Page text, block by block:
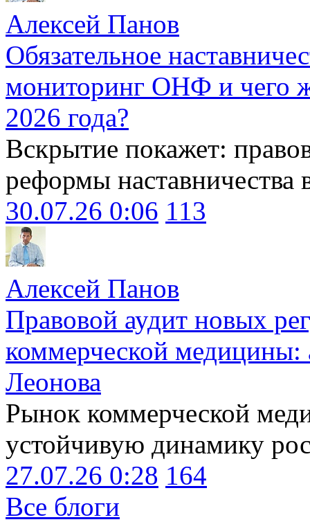
Алексей Панов
Обязательное
мониторинг ОНФ и чего
2026 года?
Вскрытие покажет:
реформы наставничества
30.07.26 0:06 113
Алексей Панов
Правовой аудит новых
коммерческой медицины:
Леонова
Рынок коммерческой
устойчивую динамику
27.07.26 0:28 164
Все блоги